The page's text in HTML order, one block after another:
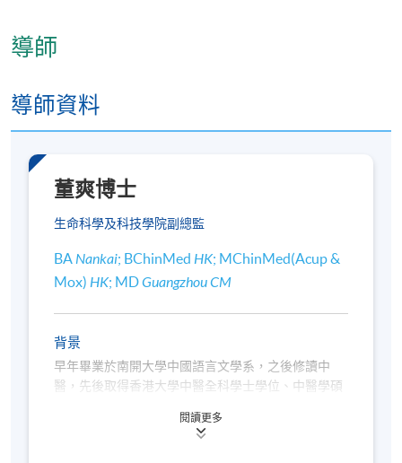
逢周四，7:00pm - 10:00pm
修業期
講授：30小時
地點
導師
導師資料
董爽博士
生命科學及科技學院副總監
BANankai; BChinMed HK; MChinMed(Acup &
Mox) HK; MDGuangzhou CM
背景
早年畢業於南開大學中國語言文學系，之後修讀中
醫，先後取得香港大學中醫全科學士學位、中醫學碩
婦科）學位，為香港註冊中醫師。曾於醫管局轄下診
閱讀更多